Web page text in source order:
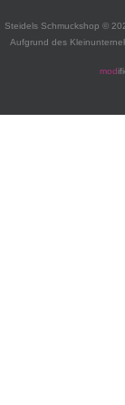
Steidels Schmuckshop ©
Aufgrund des
mod